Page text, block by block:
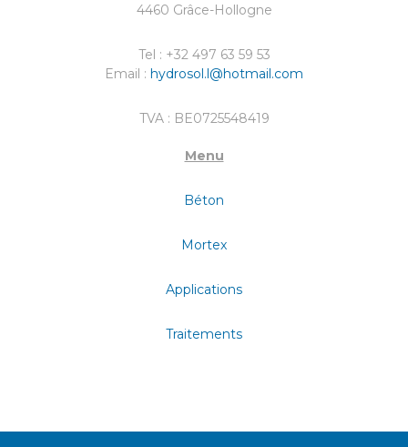
4460 Grâce-Hollogne
Tel : +32 497 63 59 53
Email : hydrosol.l@hotmail.com
TVA : BE0725548419
Menu
Béton
Mortex
Applications
Traitements